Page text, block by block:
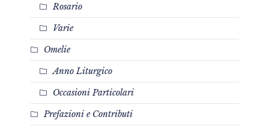
Rosario
Varie
Omelie
Anno Liturgico
Occasioni Particolari
Prefazioni e Contributi